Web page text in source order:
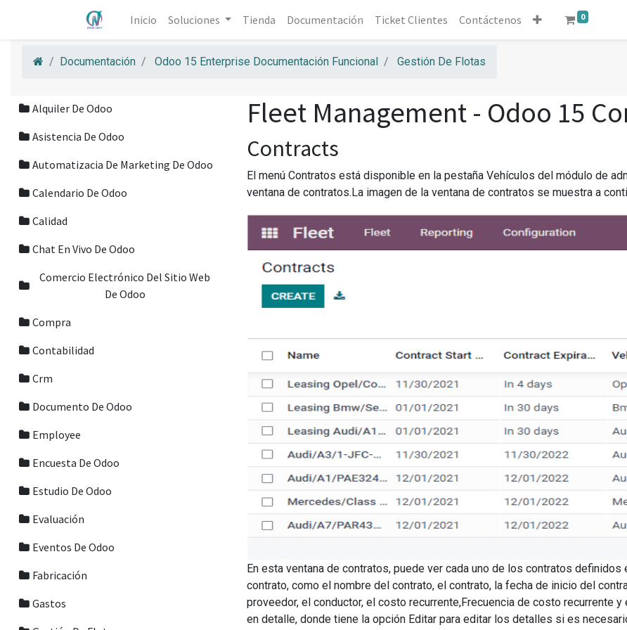
Inicio Soluciones Tienda Documentación Ticket Clientes Contáctenos 0
Documentación Odoo 15 Enterprise Documentación Funcional Gestión De Flotas
Alquiler De Odoo
Asistencia De Odoo
Automatizacia De Marketing De Odoo
Calendario De Odoo
Calidad
Chat En Vivo De Odoo
Comercio Electrónico Del Sitio Web
De Odoo
Compra
Contabilidad
Crm
Documento De Odoo
Employee
Encuesta De Odoo
Estudio De Odoo
Evaluación
Eventos De Odoo
Fabricación
Gastos
Fleet Management - Odoo 15
Contracts
El menú Contratos está disponible en la pestaña Vehículos del módulo de
ventana de contratos.La imagen de la ventana de contratos se muestra a
En esta ventana de contratos, puede ver cada uno de los contratos
contrato, como el nombre del contrato, el contrato, la fecha de inicio del
proveedor, el conductor, el costo recurrente,Frecuencia de costo recurrente
en detalle, donde tiene la opción Editar para editar los detalles si es